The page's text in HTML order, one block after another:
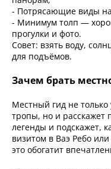
- Потрясающие виды
- Минимум толп —
прогулки и фото.
Совет: взять воду,
для подъёмов.
Зачем брать
Местный гид не
тропы, но и расскажет
легенды и подскажет,
визитом в Ваэ Ребо
это обогатит